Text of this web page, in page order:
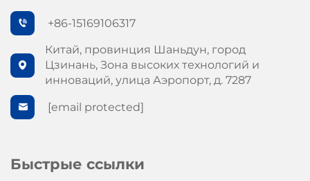
+86-15169106317
Китай, провинция Шаньдун, город
Цзинань, Зона высоких технологий и
инноваций, улица Аэропорт, д. 7287
[email protected]
Быстрые ссылки